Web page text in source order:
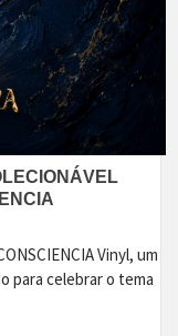
Vinyl, um
para celebrar o tema